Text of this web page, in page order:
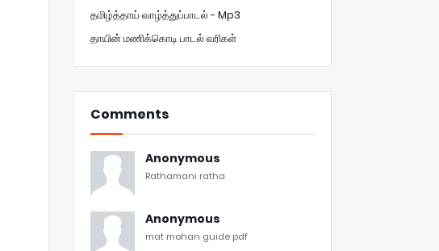
தமிழ்த்தாய் வாழ்த்துப்பாடல் - Mp3
தாயின் மணிக்கொடி பாடல் வரிகள்
Comments
Anonymous
Rathamani ratha
Anonymous
mat mohan guide pdf